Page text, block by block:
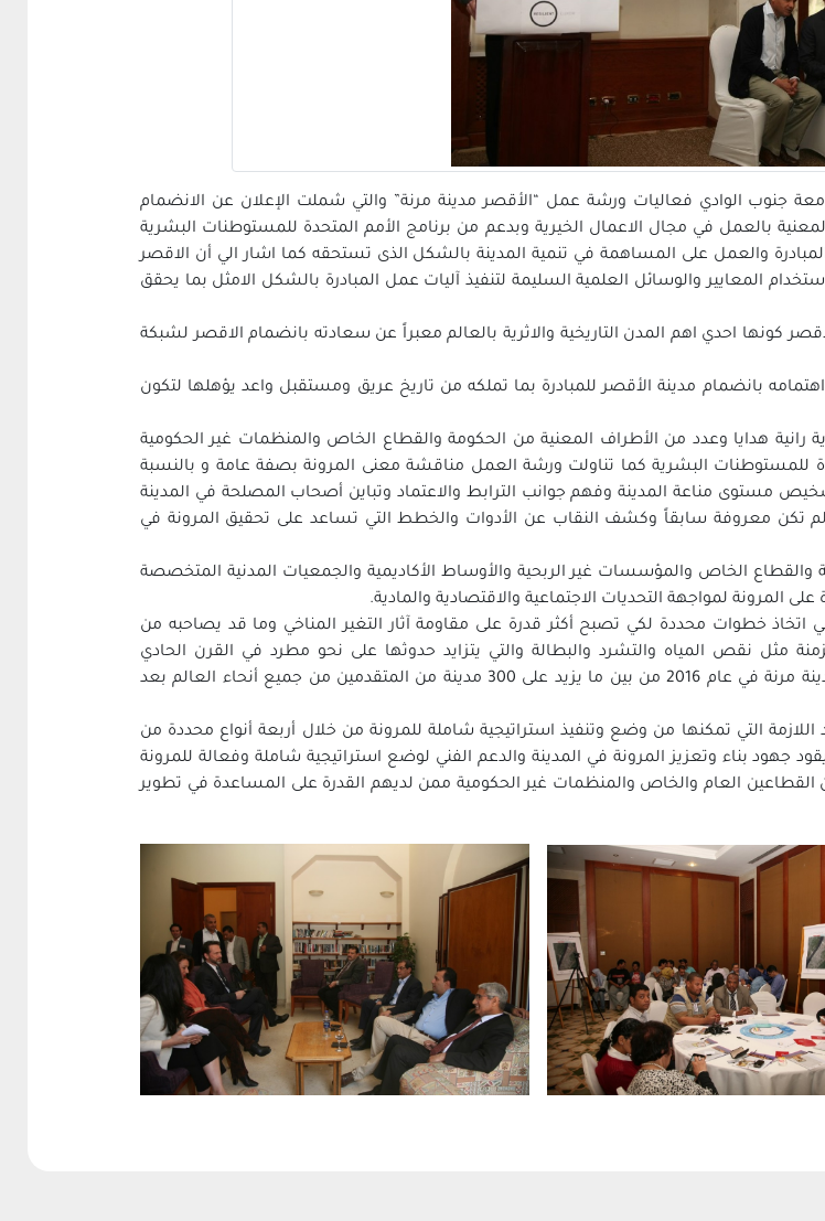
جنوب الوادي فعاليات ‏ورشة عمل “الأقصر مدينة مرنة” والتي شملت الإعلان عن الانضمام
بالعمل في مجال الاعمال الخيرية وبدعم من ‏برنامج الأمم المتحدة للمستوطنات البشرية
والعمل على المساهمة في تنمية المدينة بالشكل الذى تستحقه كما اشار ‏الي أن الاقصر
‏المعايير والوسائل العلمية السليمة لتنفيذ آليات عمل المبادرة بالشكل الامثل بما يحقق
كونها احدي اهم ‏المدن التاريخية والاثرية بالعالم معبراً عن سعادته بانضمام الاقصر لشبكة
بانضمام مدينة ‏الأقصر للمبادرة بما تملكه من تاريخ عريق ومستقبل واعد يؤهلها لتكون
هدايا وعدد من ‏الأطراف المعنية من الحكومة والقطاع الخاص والمنظمات غير الحكومية
مرنة وبرنامج الأمم المتحدة للمستوطنات البشرية كما تناولت ورشة ‏العمل مناقشة معنى المرونة بصفة عامة و بالنسبة
مستوى مناعة المدينة وفهم جوانب الترابط والاعتماد وتباين ‏أصحاب المصلحة في المدينة
‏لم تكن معروفة سابقاً وكشف النقاب عن الأدوات والخطط التي تساعد على تحقيق المرونة في
الخاص ‏والمؤسسات غير الربحية والأوساط الأكاديمية والجمعيات المدنية المتخصصة
لمواجهة التحديات ‏الاجتماعية والاقتصادية والمادية.‏
الأقصر بدأت بالتعاون مع مبادرة 100 مدينة مرنة في اتخاذ خطوات محددة ‏لكي تصبح أكثر قدرة على مقاومة آثار التغير المناخي وما قد يصاحبه من
مثل نقص المياه والتشرد والبطالة والتي يتزايد ‏حدوثها على نحو مطرد في القرن الحادي
والعشرين وقد وتم اختيار مدينه الأقصر لتنضم إلى ‏عضوية شبكة 100 مدينة مرنة في عام 2016 من بين ما يزيد على 300 مدينة من المتقدمين من ‏جميع أنحاء العالم بعد
التي تمكنها من ‏وضع وتنفيذ استراتيجية شاملة للمرونة من خلال أربعة أنواع محددة من
جهود بناء وتعزيز المرونة في المدينة والدعم ‏الفني لوضع استراتيجية شاملة وفعالة للمرونة
العام والخاص والمنظمات غير الحكومية ممن لديهم القدرة على ‏المساعدة في تطوير